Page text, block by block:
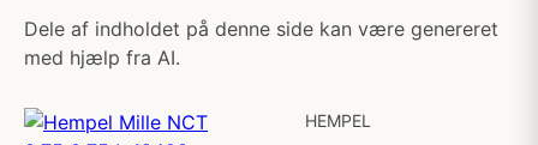
Dele af indholdet på denne side kan være genereret
med hjælp fra AI.
HEMPEL